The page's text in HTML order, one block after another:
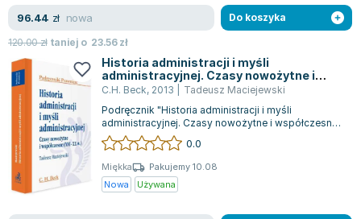
96.44 zł nowa
120.00zł taniej o 23.56zł
Do koszyka
Historia administracji i myśli
administracyjnej. Czasy nowożytne i
współczesne (XVI - XX w.)
C.H. Beck, 2013
Tadeusz Maciejewski
Podręcznik "Historia administracji i myśli
administracyjnej. Czasy nowożytne i współczesne
(XVI - XX w.)" skupia się na ewolucji i...
0.0
Miękka
Pakujemy 10.08
Nowa
Używana